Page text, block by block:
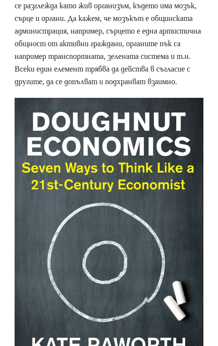
се разглежда като жив организъм, където има мозък,
сърце и органи. Да кажем, че мозъкът е общинската
администрация, например, сърцето е една артистична
общност от активни граждани, органите пък са
например транспортната, зелената система и т.н.
Всеки един елемент трябва да действа в съгласие с
другите, да се допълват и подхранват взаимно.